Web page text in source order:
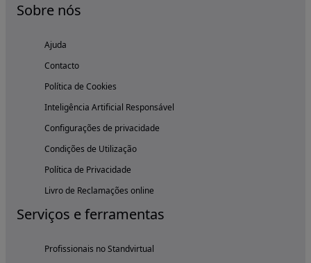
Sobre nós
Ajuda
Contacto
Política de Cookies
Inteligência Artificial Responsável
Configurações de privacidade
Condições de Utilização
Política de Privacidade
Livro de Reclamações online
Serviços e ferramentas
Profissionais no Standvirtual